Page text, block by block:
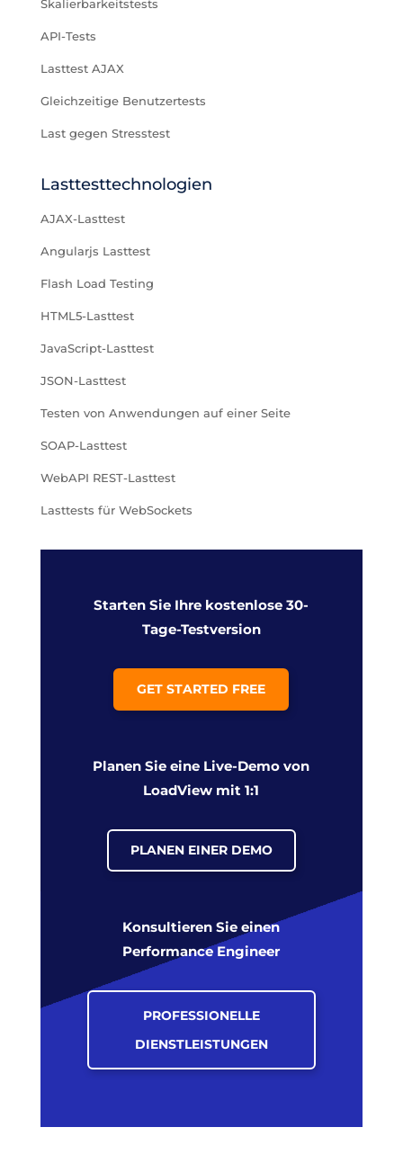
Skalierbarkeitstests
API-Tests
Lasttest AJAX
Gleichzeitige Benutzertests
Last gegen Stresstest
Lasttesttechnologien
AJAX-Lasttest
Angularjs Lasttest
Flash Load Testing
HTML5-Lasttest
JavaScript-Lasttest
JSON-Lasttest
Testen von Anwendungen auf einer Seite
SOAP-Lasttest
WebAPI REST-Lasttest
Lasttests für WebSockets
Starten Sie Ihre kostenlose 30-
Tage-Testversion
GET STARTED FREE
Planen Sie eine Live-Demo von
LoadView mit 1:1
PLANEN EINER DEMO
Konsultieren Sie einen
Performance Engineer
PROFESSIONELLE
DIENSTLEISTUNGEN